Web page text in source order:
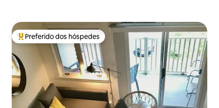
Entre os melhores preferidos dos hóspedes
Preferido dos hóspedes